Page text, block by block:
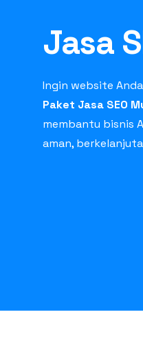
Jasa
Ingin website
Paket Jasa SEO
membantu bisnis
aman,